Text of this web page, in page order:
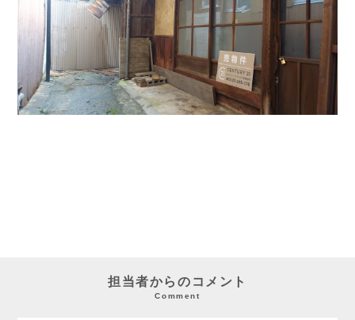
担当者からのコメント
Comment